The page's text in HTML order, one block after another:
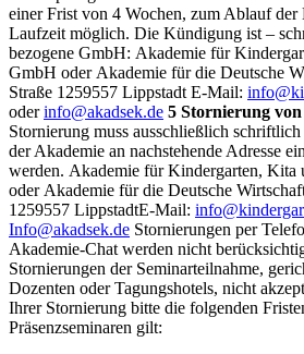
einer Frist von 4 Wochen, zum Ablauf der
Laufzeit möglich. Die Kündigung ist –
bezogene GmbH: Akademie für
GmbH oder Akademie für die Deutsche
Straße 1259557 Lippstadt E-Mail:
oderinfo@akadsek.de 5 Stornierung
Stornierung muss ausschließlich
der Akademie an nachstehende Adresse
werden. Akademie für Kindergarten, Kita
oder Akademie für die Deutsche
1259557 LippstadtE-Mail:
Info@akadsek.de Stornierungen per
Akademie-Chat werden nicht
Stornierungen der Seminarteilnahme,
Dozenten oder Tagungshotels, nicht
Ihrer Stornierung bitte die folgenden
Präsenzseminaren gilt: